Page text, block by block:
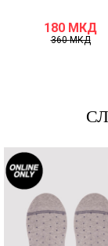
180 МКД
360МКД